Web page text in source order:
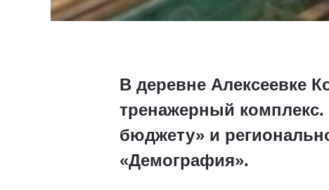
В деревне Алексеевке
тренажерный комплекс.
бюджету» и
«Демография».